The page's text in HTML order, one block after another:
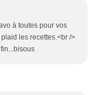
à toutes pour vos
les recettes.<br />